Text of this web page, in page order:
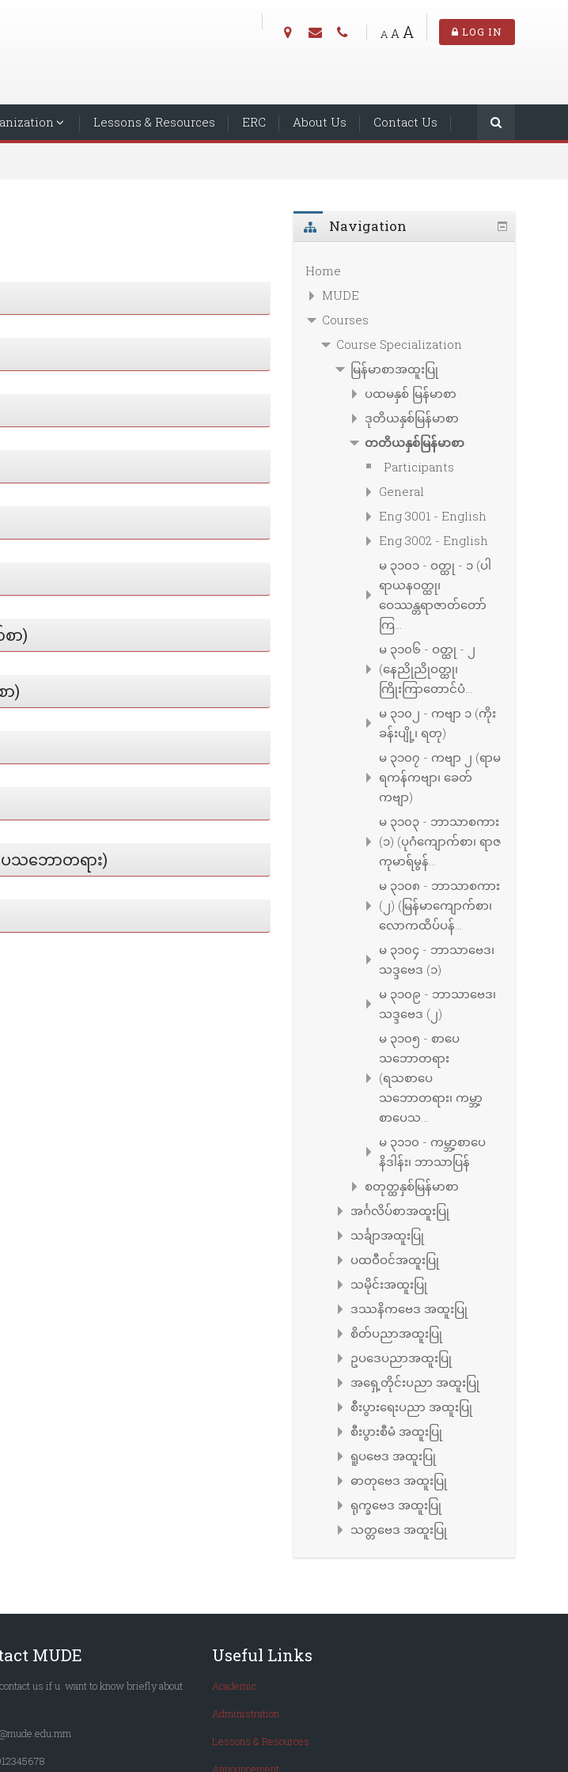
LOG IN
A A A
Lessons & Resources ERC About Us Contact Us
ာ)
)
ေသဘောတရား)
Navigation
Home
MUDE
Courses
Course Specialization
မြန်မာစာအထူးပြု
ပထမနှစ် မြန်မာစာ
ဒုတိယနှစ်မြန်မာစာ
တတိယနှစ်မြန်မာစာ
Participants
General
Eng 3001 - English
Eng 3002 - English
မ ၃၁၀၁ - ဝတ္ထု - ၁ (ပါ
ရာယနဝတ္ထု၊
ဝေဿန္တရာဇာတ်တော်
ကြ...
မ ၃၁၀၆ - ဝတ္ထု - ၂
(နေညိုညိုဝတ္ထု၊
ကြိုးကြာတောင်ပံ...
မ ၃၁၀၂ - ကဗျာ ၁ (ကိုး
ခန်းပျို့၊ ရတု)
မ ၃၁၀၇ - ကဗျာ ၂ (ရာမ
ရကန်ကဗျာ၊ ခေတ်
ကဗျာ)
မ ၃၁၀၃ - ဘာသာစကား
(၁) (ပုဂံကျောက်စာ၊ ရာဇ
ကုမာရ်မွန်...
မ ၃၁၀၈ - ဘာသာစကား
(၂) (မြန်မာကျောက်စာ၊
လောကထိပ်ပန်...
မ ၃၁၀၄ - ဘာသာဗေဒ၊
သဒ္ဒဗေဒ (၁)
မ ၃၁၀၉ - ဘာသာဗေဒ၊
သဒ္ဒဗေဒ (၂)
မ ၃၁၀၅ - စာပေ
သဘောတရား
(ရသစာပေ
သဘောတရား၊ ကမ္ဘာ့
စာပေသ...
မ ၃၁၁၀ - ကမ္ဘာ့စာပေ
နိဒါန်း၊ ဘာသာပြန်
စတုတ္ထနှစ်မြန်မာစာ
အင်္ဂလိပ်စာအထူးပြု
သင်္ချာအထူးပြု
ပထဝီဝင်အထူးပြု
သမိုင်းအထူးပြု
ဒဿနိကဗေဒ အထူးပြု
စိတ်ပညာအထူးပြု
ဥပဒေပညာအထူးပြု
အရှေ့တိုင်းပညာ အထူးပြု
စီးပွားရေးပညာ အထူးပြု
စီးပွားစီမံ အထူးပြု
ရူပဗေဒ အထူးပြု
ဓာတုဗေဒ အထူးပြု
ရုက္ခဗေဒ အထူးပြု
သတ္တဗေဒ အထူးပြု
MUDE
contact us if u want to know brieflyabout
Useful Links
Academic
Administration
Lessons & Resources
Announcement